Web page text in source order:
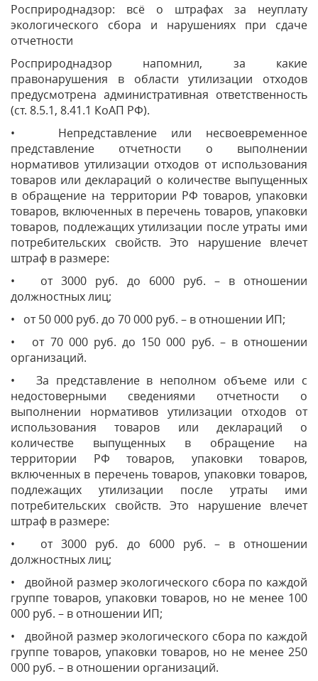
Росприроднадзор: всё о штрафах за неуплату
экологического сбора и нарушениях при сдаче
отчетности
Росприроднадзор напомнил, за какие
правонарушения в области утилизации отходов
предусмотрена административная ответственность
(ст. 8.5.1, 8.41.1 КоАП РФ).
• Непредставление или несвоевременное
представление отчетности о выполнении
нормативов утилизации отходов от использования
товаров или деклараций о количестве выпущенных
в обращение на территории РФ товаров, упаковки
товаров, включенных в перечень товаров, упаковки
товаров, подлежащих утилизации после утраты ими
потребительских свойств. Это нарушение влечет
штраф в размере:
• от 3000 руб. до 6000 руб. – в отношении
должностных лиц;
• от 50 000 руб. до 70 000 руб. – в отношении ИП;
• от 70 000 руб. до 150 000 руб. – в отношении
организаций.
• За представление в неполном объеме или с
недостоверными сведениями отчетности о
выполнении нормативов утилизации отходов от
использования товаров или деклараций о
количестве выпущенных в обращение на
территории РФ товаров, упаковки товаров,
включенных в перечень товаров, упаковки товаров,
подлежащих утилизации после утраты ими
потребительских свойств. Это нарушение влечет
штраф в размере:
• от 3000 руб. до 6000 руб. – в отношении
должностных лиц;
• двойной размер экологического сбора по каждой
группе товаров, упаковки товаров, но не менее 100
000 руб. – в отношении ИП;
• двойной размер экологического сбора по каждой
группе товаров, упаковки товаров, но не менее 250
000 руб. – в отношении организаций.